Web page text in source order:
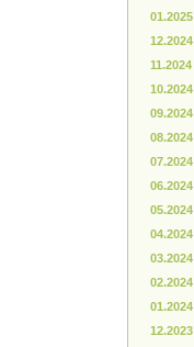
01.2025
12.2024
11.2024
10.2024
09.2024
08.2024
07.2024
06.2024
05.2024
04.2024
03.2024
02.2024
01.2024
12.2023